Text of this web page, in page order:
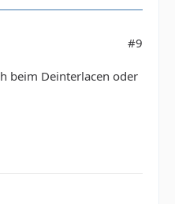
#9
beim Deinterlacen oder